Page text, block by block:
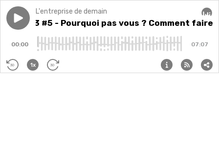
Play episodeSaison 3 #5 - Pourquoi pas vous ? Comment faire
L'entreprise de demain
Saison 3 #5 - Pourquoi pas vous ? Comment
00:00 07:07
30 1x 30